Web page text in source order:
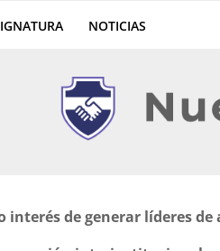
NOTICIAS
interés de generar líderes